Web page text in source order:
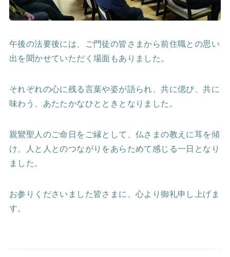
午後の法要後には、ご門徒の皆さまから前住職との思い
出を聞かせていただく場面もありました。
それぞれの心に残る言葉や姿が語られ、共に偲び、共に
味わう、あたたかなひとときとなりました。
親鸞聖人のご命日をご縁として、仏さまの教えに耳を傾
け、人と人とのつながりをあらためて感じる一日となり
ました。
お参りくださいました皆さまに、心より御礼申し上げま
す。